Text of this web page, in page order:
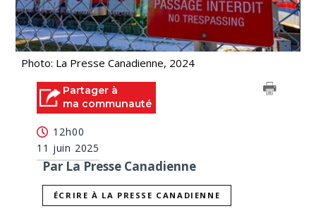
Photo: La Presse Canadienne, 2024
Partager à
ma communauté
12h00
11 juin 2025
Par La Presse Canadienne
ÉCRIRE À LA PRESSE CANADIENNE